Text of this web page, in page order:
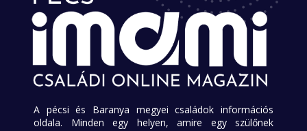
A pécsi és Baranya megyei családok információs
oldala. Minden egy helyen, amire egy szülőnek